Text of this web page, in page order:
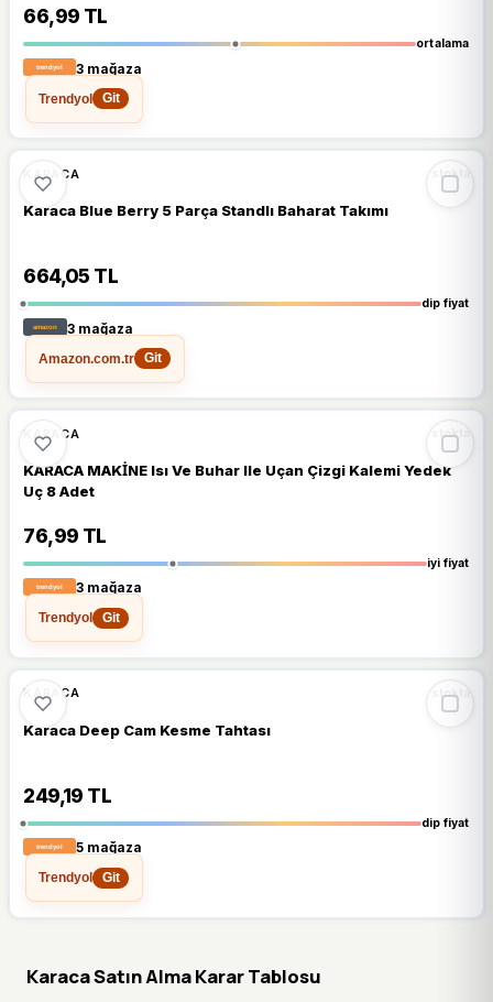
66,99 TL
ortalama
3 mağaza
Trendyol
Git
%16
KARACA stokta
Karaca Blue Berry 5 Parça Standlı Baharat Takımı
664,05 TL
dip fiyat
3 mağaza
Amazon.com.tr
Git
%60 %60 DÜŞTÜ
KARACA stokta
KARACA MAKİNE Isı Ve Buhar Ile Uçan Çizgi Kalemi Yedek
Uç 8 Adet
76,99 TL
iyi fiyat
3 mağaza
Trendyol
Git
%64 %64 DÜŞTÜ
KARACA stokta
Karaca Deep Cam Kesme Tahtası
249,19 TL
dip fiyat
5 mağaza
Trendyol
Git
Karaca Satın Alma Karar Tablosu